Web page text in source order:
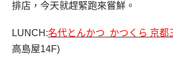
排店，今天就趕緊跑來嘗鮮。
LUNCH:名代とんかつ かつくら 京都
高島屋14F)